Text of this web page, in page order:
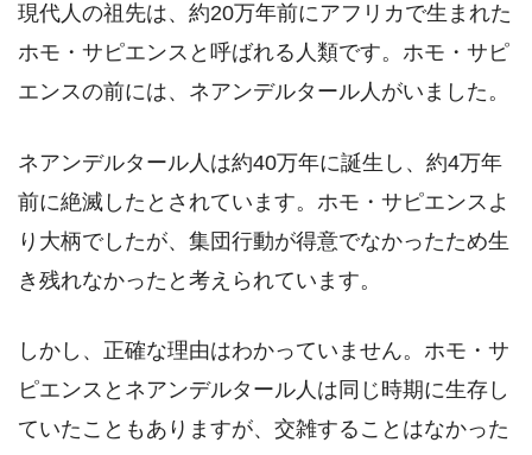
現代人の祖先は、約20万年前にアフリカで生まれた
ホモ・サピエンスと呼ばれる人類です。ホモ・サピ
エンスの前には、ネアンデルタール人がいました。
ネアンデルタール人は約40万年に誕生し、約4万年
前に絶滅したとされています。ホモ・サピエンスよ
り大柄でしたが、集団行動が得意でなかったため生
き残れなかったと考えられています。
しかし、正確な理由はわかっていません。ホモ・サ
ピエンスとネアンデルタール人は同じ時期に生存し
ていたこともありますが、交雑することはなかった